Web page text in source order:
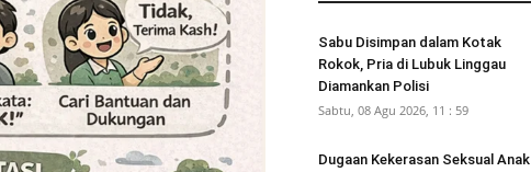
Sabu Disimpan dalam Kotak
Rokok, Pria di Lubuk Linggau
Diamankan Polisi
Sabtu, 08 Agu 2026, 11 : 59
Dugaan Kekerasan Seksual Anak